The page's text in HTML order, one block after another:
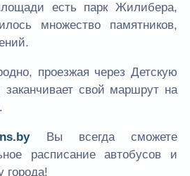
есть парк Жилибера,
множество памятников,
проезжая через Детскую
свой маршрут на
Вы всегда сможете
расписание автобусов и
города!